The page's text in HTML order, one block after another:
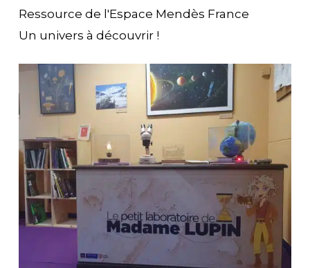
Ressource de l'Espace Mendès France
Un univers à découvrir !